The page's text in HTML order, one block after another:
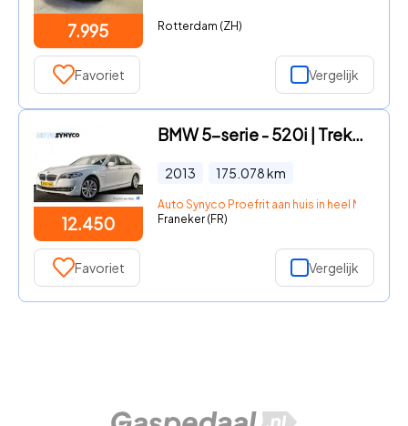
7.995 Rotterdam (ZH)
Favoriet Vergelijk
12.450
BMW 5-serie - 520i | Trekhaak | Climatronic | Cruise | Navigatie
2013 175.078km
Auto Synyco Proefrit aan huis in heel
Franeker (FR)
Favoriet Vergelijk